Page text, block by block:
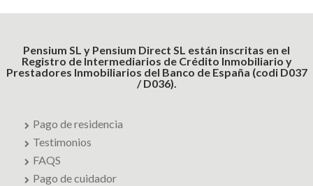
Pensium SL y Pensium Direct SL están inscritas en el
Registro de Intermediarios de Crédito Inmobiliario y
Prestadores Inmobiliarios del Banco de España (codi D037
/ D036).
Pago de residencia
Testimonios
FAQS
Pago de cuidador